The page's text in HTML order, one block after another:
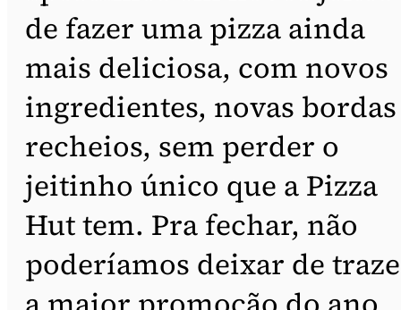
de fazer uma pizza ainda
mais deliciosa, com novos
ingredientes, novas bordas
recheios, sem perder o
jeitinho único que a Pizza
Hut tem. Pra fechar, não
poderíamos deixar de